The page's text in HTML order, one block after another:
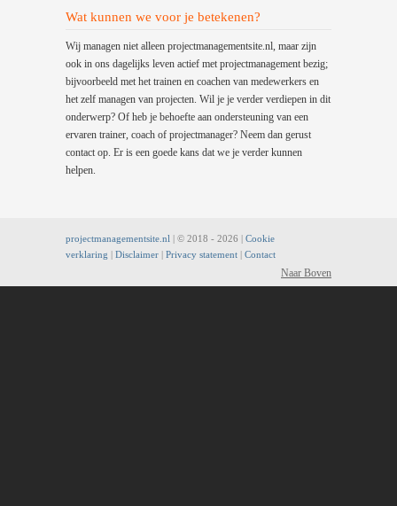
Wat kunnen we voor je betekenen?
Wij managen niet alleen projectmanagementsite.nl, maar zijn
ook in ons dagelijks leven actief met projectmanagement bezig;
bijvoorbeeld met het trainen en coachen van medewerkers en
het zelf managen van projecten. Wil je je verder verdiepen in dit
onderwerp? Of heb je behoefte aan ondersteuning van een
ervaren trainer, coach of projectmanager? Neem dan gerust
contact op. Er is een goede kans dat we je verder kunnen
helpen.
projectmanagementsite.nl | © 2018 - 2026 | Cookie
verklaring | Disclaimer | Privacy statement | Contact
Naar Boven